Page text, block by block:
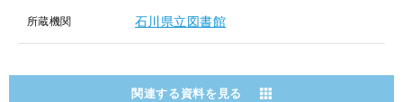
所蔵機関 石川県立図書館
関連する資料を見る